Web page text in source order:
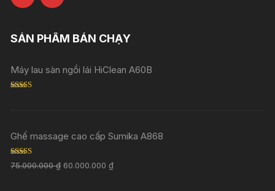
SẢN PHẨM BÁN CHẠY
Máy lau sàn ngồi lái HiClean A60B
Ghế massage cao cấp Sumika A868
Rated5.00
out of 5
75.000.000₫ 60.000.000₫